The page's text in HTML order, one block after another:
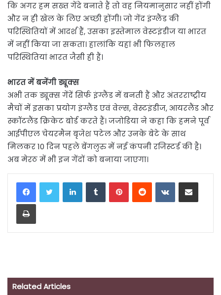
कि अगर हम सख्त गेंदे बनाते हैं तो वह नियमानुसार नहीं होंगी
और न ही खेल के लिए अच्छी होंगी। जो गेंद इंग्लैंड की
परिस्थितियों में आदर्श हैं, उसका इस्तेमाल वेस्टइंडीज या भारत
में नहीं किया जा सकता। हालांकि यहां भी फिलहाल
परिस्थितियां भारत जैसी ही हैं।
भारत में बनेंगी ड्यूक्स
अभी तक ड्यूक्स गेंदें सिर्फ इंग्लैंड में बनती हैं और अंतरराष्ट्रीय
मैचों में इसका प्रयोग इंग्लैंड एवं वेल्स, वेस्टइंडीज, आयरलैंड और
स्कॉटलैंड क्रिकेट बोर्ड करते हैं। जजोडिया ने कहा कि हमने पूर्व
आईपीएल चेयरमैन बृजेश पटेल और उनके बेटे के साथ
मिलकर 10 दिन पहले बेंगलुरु में नई कंपनी रजिस्टर्ड की है।
अब मेरठ में भी इन गेंदों को बनाया जाएगा।
LinkedInTumblrPinterestReddit VKontakteShare via Email
Print
Related Articles